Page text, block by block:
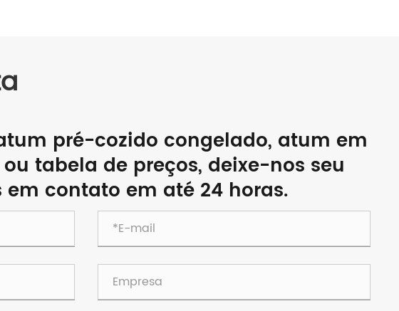
pré-cozido congelado, atum em
tabela de preços, deixe-nos seu
contato em até 24 horas.